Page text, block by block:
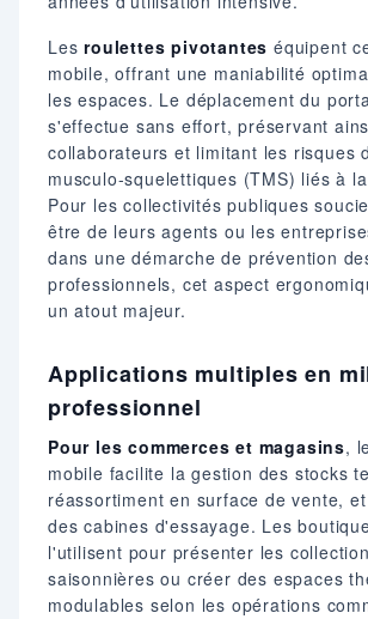
Lesroulettes pivotantes équipent
mobile, offrant une maniabilité
les espaces. Le déplacement du
s'effectue sans effort, préservant
collaborateurs et limitant les risques
musculo-squelettiques (TMS) liés à
Pour les collectivités publiques
être de leurs agents ou les
dans une démarche de prévention
professionnels, cet aspect
un atout majeur.
Applications multiples en
professionnel
Pour les commerces et magasins,
mobile facilite la gestion des stocks
réassortiment en surface de vente,
des cabines d'essayage. Les
l'utilisent pour présenter les
saisonnières ou créer des espaces
modulables selon les opérations